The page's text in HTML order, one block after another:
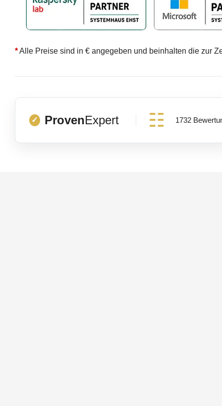
*Alle Preise sind in € angegeben und beinhalten die zur
✓ ProvenExpert 1732